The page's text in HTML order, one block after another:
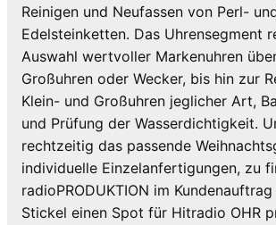
Reinigen und Neufassen von Perl-
Edelsteinketten. Das Uhrensegment
Auswahl wertvoller Markenuhren
Großuhren oder Wecker, bis hin zur
Klein- und Großuhren jeglicher Art,
und Prüfung der Wasserdichtigkeit.
rechtzeitig das passende
individuelle Einzelanfertigungen, zu
radioPRODUKTION im
Stickel einen Spot für Hitradio OHR